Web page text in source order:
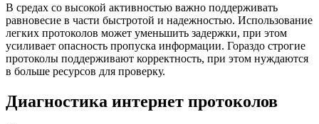
В средах со высокой активностью важно поддерживать
равновесие в части быстротой и надежностью. Использование
легких протоколов может уменьшить задержки, при этом
усиливает опасность пропуска информации. Гораздо строгие
протоколы поддерживают корректность, при этом нуждаются
в больше ресурсов для проверку.
Диагностика интернет протоколов